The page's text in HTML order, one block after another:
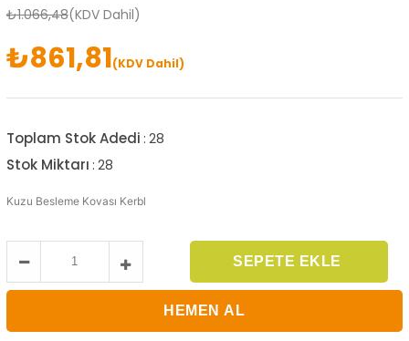
₺1.066,48(KDV Dahil)
₺861,81(KDV Dahil)
Toplam Stok Adedi : 28
Stok Miktarı : 28
Kuzu Besleme Kovası Kerbl